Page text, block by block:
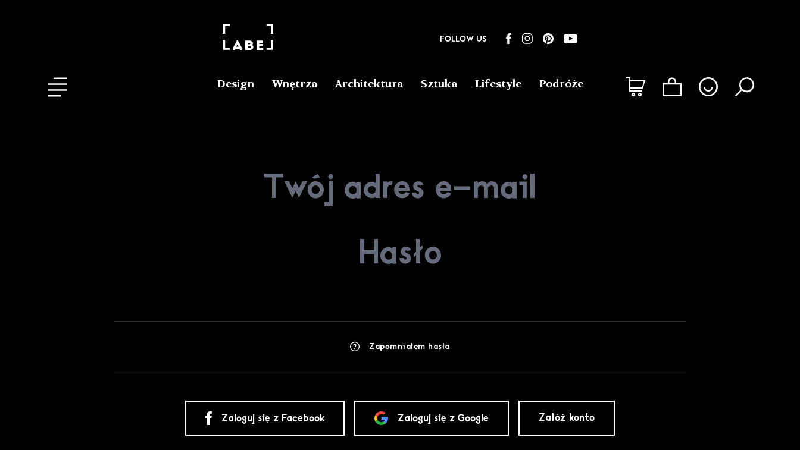
FOLLOW US
Design Wnętrza Architektura Sztuka Lifestyle Podróże
Zapomniałem hasła
Zaloguj się z Facebook Zaloguj się z Google Załóż konto